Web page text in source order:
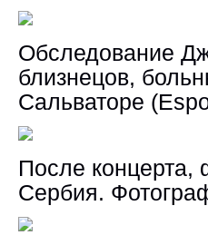
Обследование
близнецов,
Сальваторе
После концерта,
Сербия.